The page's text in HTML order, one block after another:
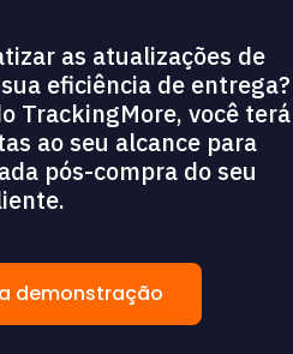
as atualizações de
eficiência de entrega?
TrackingMore, você terá
ao seu alcance para
pós-compra do seu
demonstração